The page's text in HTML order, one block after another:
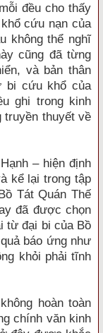
đều cho thấy
cứu nạn của
không thể nghĩ
cũng đã từng
và bản thân
bi cứu khổ của
ghi trong kinh
truyền thuyết về
– hiện định
kể lại trong tập
Tát Quán Thế
đã được chọn
từ đại bi của Bồ
báo ứng như
khỏi phải tĩnh
hoàn toàn
chính văn kinh